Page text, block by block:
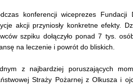
konferencji wiceprezes Fundacji
akcji przyniosły konkretne efekty.
szpiku dołączyło ponad 7 tys.
na leczenie i powrót do bliskich.
z najbardziej poruszających
Straży Pożarnej z Olkusza i